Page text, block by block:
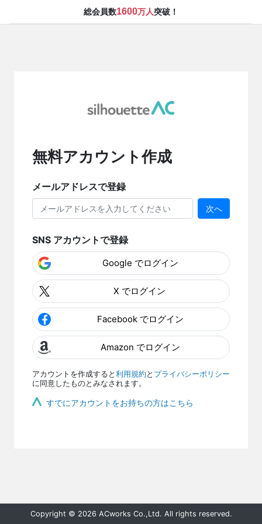
総会員数1600万人突破！
無料アカウント作成
メールアドレスで登録
次へ
SNS アカウントで登録
Google でログイン
X でログイン
Facebook でログイン
Amazon でログイン
アカウントを作成すると 利用規約 と プライバシーポリシー
に同意したものとみなされます。
すでにアカウントをお持ちの方はこちら
Copyright © 2026 ACworks Co.,Ltd. All rights reserved.